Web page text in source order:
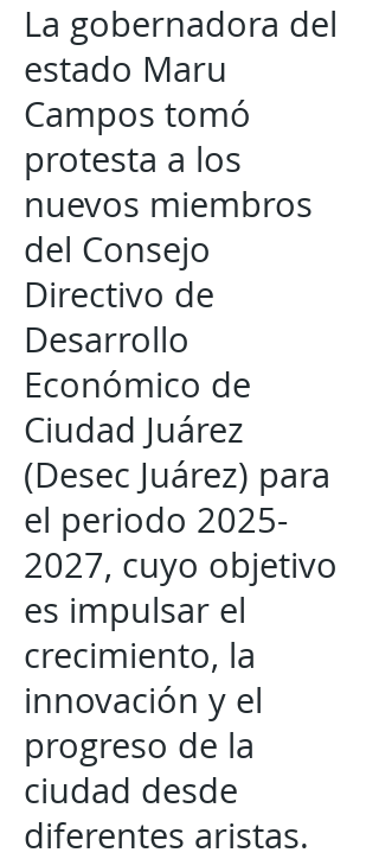
La gobernadora del
estado Maru
Campos tomó
protesta a los
nuevos miembros
del Consejo
Directivo de
Desarrollo
Económico de
Ciudad Juárez
(Desec Juárez) para
el periodo 2025-
2027, cuyo objetivo
es impulsar el
crecimiento, la
innovación y el
progreso de la
ciudad desde
diferentes aristas.